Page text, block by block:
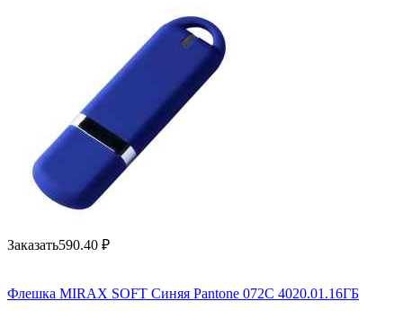
Заказать590.40 ₽
Флешка MIRAX SOFT Синяя Pantone 072C 4020.01.16ГБ